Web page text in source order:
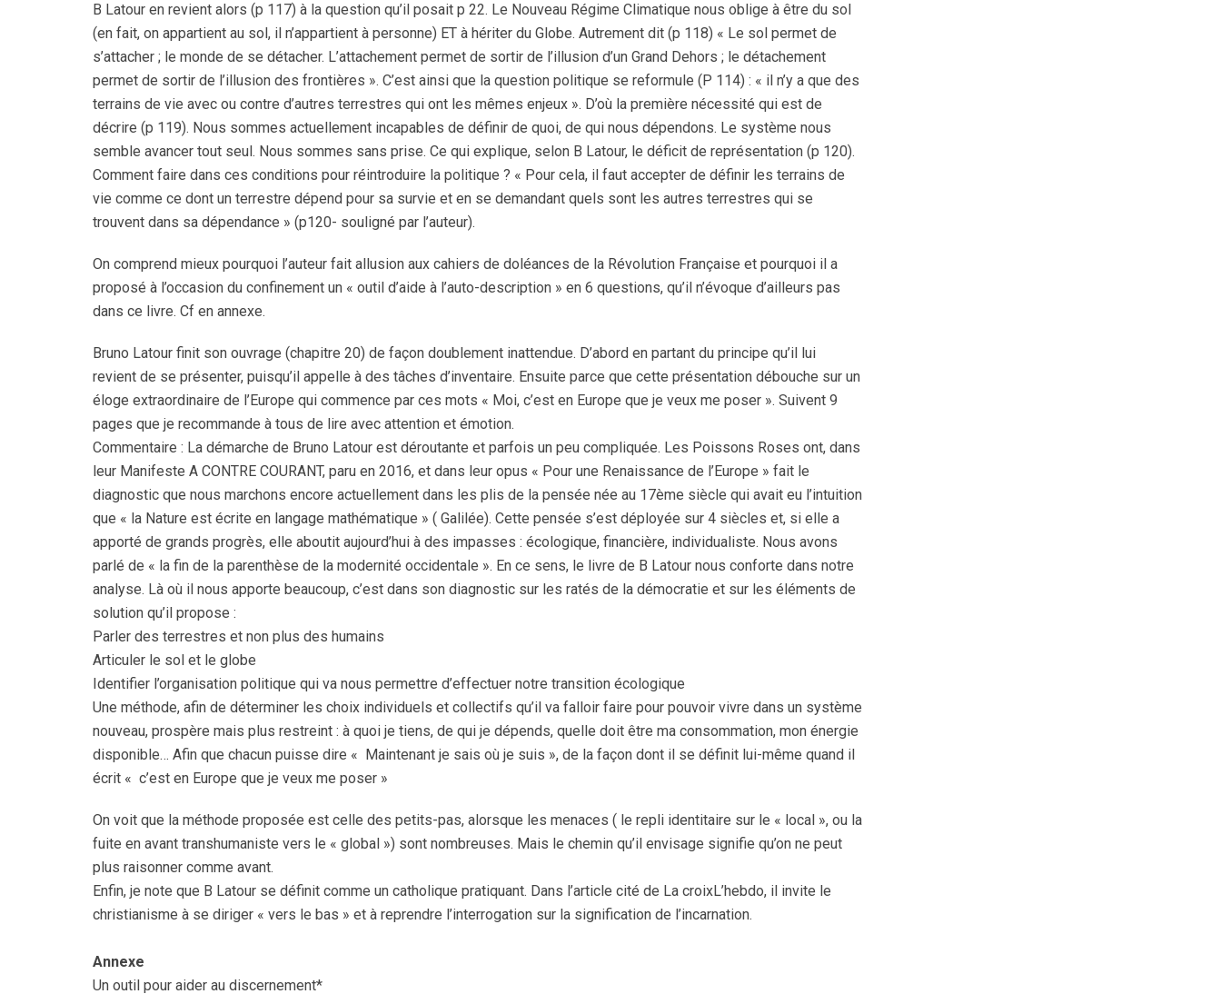
B Latour en revient alors (p 117) à la question qu’il posait p 22. Le Nouveau Régime Climatique nous oblige à être du sol
(en fait, on appartient au sol, il n’appartient à personne) ET à hériter du Globe. Autrement dit (p 118) « Le sol permet de
s’attacher ; le monde de se détacher. L’attachement permet de sortir de l’illusion d’un Grand Dehors ; le détachement
permet de sortir de l’illusion des frontières ». C’est ainsi que la question politique se reformule (P 114) : « il n’y a que des
terrains de vie avec ou contre d’autres terrestres qui ont les mêmes enjeux ». D’où la première nécessité qui est de
décrire (p 119). Nous sommes actuellement incapables de définir de quoi, de qui nous dépendons. Le système nous
semble avancer tout seul. Nous sommes sans prise. Ce qui explique, selon B Latour, le déficit de représentation (p 120).
Comment faire dans ces conditions pour réintroduire la politique ? « Pour cela, il faut accepter de définir les terrains de
vie comme ce dont un terrestre dépend pour sa survie et en se demandant quels sont les autres terrestres qui se
trouvent dans sa dépendance » (p120- souligné par l’auteur).
On comprend mieux pourquoi l’auteur fait allusion aux cahiers de doléances de la Révolution Française et pourquoi il a
proposé à l’occasion du confinement un « outil d’aide à l’auto-description » en 6 questions, qu’il n’évoque d’ailleurs pas
dans ce livre. Cf en annexe.
Bruno Latour finit son ouvrage (chapitre 20) de façon doublement inattendue. D’abord en partant du principe qu’il lui
revient de se présenter, puisqu’il appelle à des tâches d’inventaire. Ensuite parce que cette présentation débouche sur un
éloge extraordinaire de l’Europe qui commence par ces mots « Moi, c’est en Europe que je veux me poser ». Suivent 9
pages que je recommande à tous de lire avec attention et émotion.
Commentaire : La démarche de Bruno Latour est déroutante et parfois un peu compliquée. Les Poissons Roses ont, dans
leur Manifeste A CONTRE COURANT, paru en 2016, et dans leur opus « Pour une Renaissance de l’Europe » fait le
diagnostic que nous marchons encore actuellement dans les plis de la pensée née au 17ème siècle qui avait eu l’intuition
que « la Nature est écrite en langage mathématique » ( Galilée). Cette pensée s’est déployée sur 4 siècles et, si elle a
apporté de grands progrès, elle aboutit aujourd’hui à des impasses : écologique, financière, individualiste. Nous avons
parlé de « la fin de la parenthèse de la modernité occidentale ». En ce sens, le livre de B Latour nous conforte dans notre
analyse. Là où il nous apporte beaucoup, c’est dans son diagnostic sur les ratés de la démocratie et sur les éléments de
solution qu’il propose :
Parler des terrestres et non plus des humains
Articuler le sol et le globe
Identifier l’organisation politique qui va nous permettre d’effectuer notre transition écologique
Une méthode, afin de déterminer les choix individuels et collectifs qu’il va falloir faire pour pouvoir vivre dans un système
nouveau, prospère mais plus restreint : à quoi je tiens, de qui je dépends, quelle doit être ma consommation, mon énergie
disponible… Afin que chacun puisse dire « Maintenant je sais où je suis », de la façon dont il se définit lui-même quand il
écrit « c’est en Europe que je veux me poser »
On voit que la méthode proposée est celle des petits-pas, alorsque les menaces ( le repli identitaire sur le « local », ou la
fuite en avant transhumaniste vers le « global ») sont nombreuses. Mais le chemin qu’il envisage signifie qu’on ne peut
plus raisonner comme avant.
Enfin, je note que B Latour se définit comme un catholique pratiquant. Dans l’article cité de La croixL’hebdo, il invite le
christianisme à se diriger « vers le bas » et à reprendre l’interrogation sur la signification de l’incarnation.
Annexe
Un outil pour aider au discernement*